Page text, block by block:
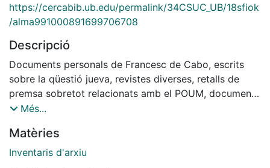
https://cercabib.ub.edu/permalink/34CSUC_UB/18sfiok
/alma991000891699706708
Descripció
Documents personals de Francesc de Cabo, escrits
sobre la qüestió jueva, revistes diverses, retalls de
premsa sobretot relacionats amb el POUM, documents
relacionats amb el POUM, dossiers de premsa sobre
Més...
Matèries
Inventaris d'arxiu